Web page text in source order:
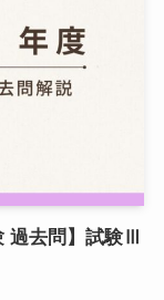
過去問】試験Ⅲ